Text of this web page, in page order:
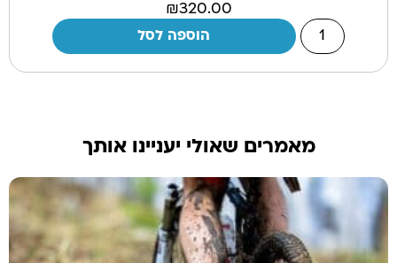
₪320.00
הוספה לסל
מאמרים שאולי יעניינו אותך